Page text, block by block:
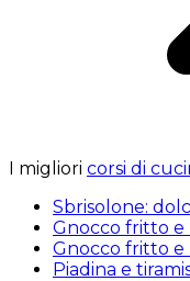
I migliori corsi di
Sbrisolone:
Gnocco fritto e
Gnocco fritto e
Piadina e